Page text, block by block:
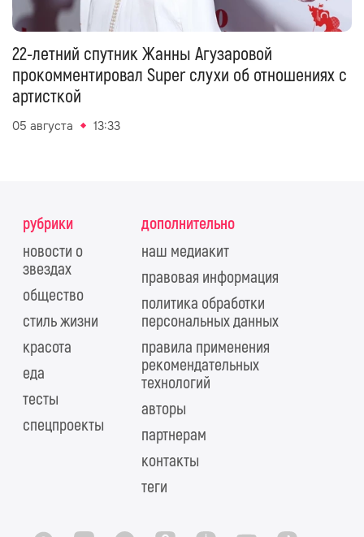
22-летний спутник Жанны Агузаровой
прокомментировал Super слухи об отношениях с
артисткой
05 августа 13:33
рубрики
новости о
звездах
общество
стиль жизни
красота
еда
тесты
спецпроекты
дополнительно
наш медиакит
правовая информация
политика обработки
персональных данных
правила применения
рекомендательных
технологий
авторы
партнерам
контакты
теги